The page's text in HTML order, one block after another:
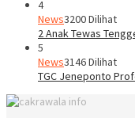
4
News3200 Dilihat
2 Anak Tewas
5
News3146 Dilihat
TGC Jeneponto